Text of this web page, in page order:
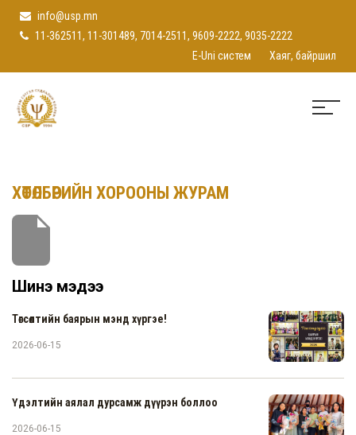
info@usp.mn
11-362511, 11-301489, 7014-2511, 9609-2222, 9035-2222
E-Uni систем
Хаяг, байршил
ХӨТӨЛБӨРИЙН ХОРООНЫ ЖУРАМ
Шинэ мэдээ
Төгсөлтийн баярын мэнд хүргэе!
2026-06-15
Үдэлтийн аялал дурсамж дүүрэн боллоо
2026-06-15